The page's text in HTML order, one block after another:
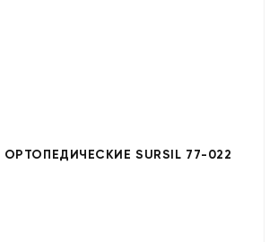
SURSIL 77-022